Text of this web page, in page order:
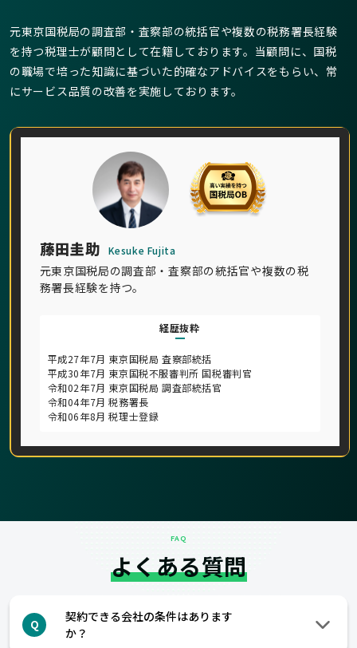
藤田圭助 Kesuke Fujita
元東京国税局の調査部・査察部の統括官や複数の税
務署長経験を持つ。
経歴抜粋
平成27年7月 東京国税局 査察部統括
平成30年7月 東京国税不服審判所 国税審判官
令和02年7月 東京国税局 調査部統括官
令和04年7月 税務署長
令和06年8月 税理士登録
元東京国税局の調査部・査察部の統括官や複数の税務署長経験
を持つ税理士が顧問として在籍しております。当顧問に、国税
の職場で培った知識に基づいた的確なアドバイスをもらい、常
にサービス品質の改善を実施しております。
FAQ
よくある質問
Q
契約できる会社の条件はあります
か？